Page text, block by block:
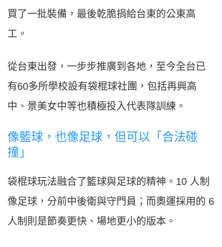
買了一批裝備，最後乾脆捐給台東的公東高
工。
從台東出發，一步步推廣到各地，至今全台已
有60多所學校設有袋棍球社團，包括再興高
中、景美女中等也積極投入代表隊訓練。
像籃球，也像足球，但可以「合法碰
撞」
袋棍球玩法融合了籃球與足球的精神。10 人制
像足球，分前中後衛與守門員；而奧運採用的 6
人制則是節奏更快、場地更小的版本。